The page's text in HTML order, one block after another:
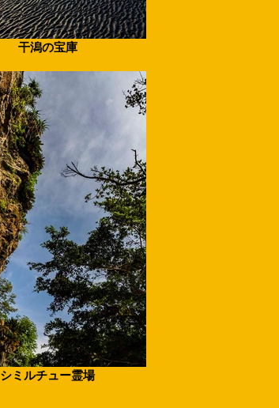
干潟の宝庫
シミルチュー霊場